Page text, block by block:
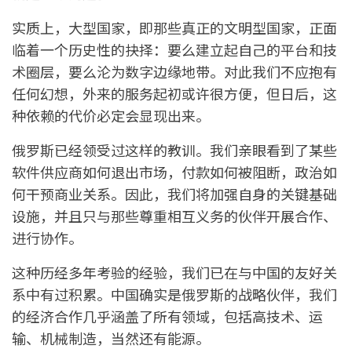
实质上，大型国家，即那些真正的文明型国家，正面
临着一个历史性的抉择：要么建立起自己的平台和技
术圈层，要么沦为数字边缘地带。对此我们不应抱有
任何幻想，外来的服务起初或许很方便，但日后，这
种依赖的代价必定会显现出来。
俄罗斯已经领受过这样的教训。我们亲眼看到了某些
软件供应商如何退出市场，付款如何被阻断，政治如
何干预商业关系。因此，我们将加强自身的关键基础
设施，并且只与那些尊重相互义务的伙伴开展合作、
进行协作。
这种历经多年考验的经验，我们已在与中国的友好关
系中有过积累。中国确实是俄罗斯的战略伙伴，我们
的经济合作几乎涵盖了所有领域，包括高技术、运
输、机械制造，当然还有能源。